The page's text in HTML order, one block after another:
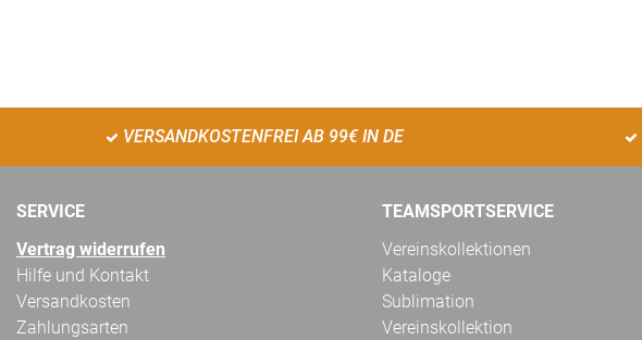
VERSANDKOSTENFREI AB 99€ IN DE
SERVICE
Vertrag widerrufen
Hilfe und Kontakt
Versandkosten
Zahlungsarten
TEAMSPORTSERVICE
Vereinskollektionen
Kataloge
Sublimation
Vereinskollektion